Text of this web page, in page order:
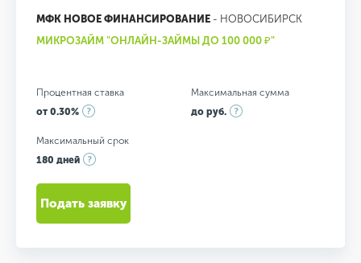
МФК НОВОЕ ФИНАНСИРОВАНИЕ - НОВОСИБИРСК
МИКРОЗАЙМ "ОНЛАЙН-ЗАЙМЫ ДО 100 000 ₽"
Процентная ставка
от 0.30%
Максимальная сумма
до руб.
Максимальный срок
180 дней
Подать заявку